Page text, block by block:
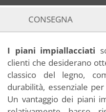
CONSEGNA
I piani impiallacciati
clienti che desiderano
classico del legno,
durabilità, essenziale
Un vantaggio dei piani